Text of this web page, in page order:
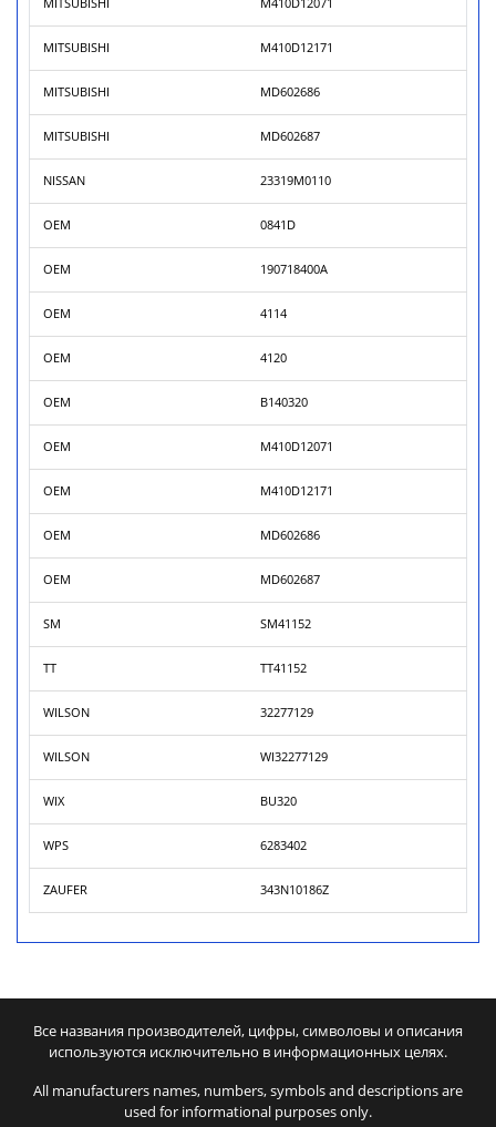
MITSUBISHI M410D12071
MITSUBISHI M410D12171
MITSUBISHI MD602686
MITSUBISHI MD602687
NISSAN 23319M0110
OEM 0841D
OEM 190718400A
OEM 4114
OEM 4120
OEM B140320
OEM M410D12071
OEM M410D12171
OEM MD602686
OEM MD602687
SM SM41152
TT TT41152
WILSON 32277129
WILSON WI32277129
WIX BU320
WPS 6283402
ZAUFER 343N10186Z
Все названия производителей, цифры, символовы и описания
используются исключительно в информационных целях.
All manufacturers names, numbers, symbols and descriptions are
used for informational purposes only.